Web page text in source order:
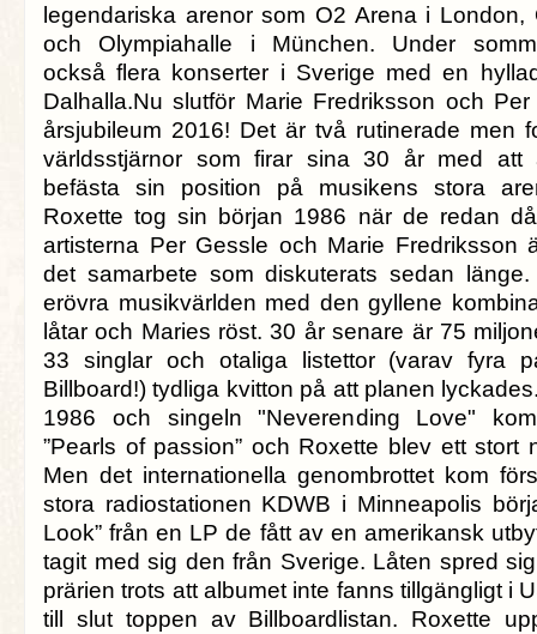
legendariska arenor som O2 Arena i London,
och Olympiahalle i München. Under
också flera konserter i Sverige med en
Dalhalla.Nu slutför Marie Fredriksson och
årsjubileum 2016! Det är två rutinerade men
världsstjärnor som firar sina 30 år med att
befästa sin position på musikens stora
Roxette tog sin början 1986 när de redan
artisterna Per Gessle och Marie Fredriksson
det samarbete som diskuterats sedan
erövra musikvärlden med den gyllene
låtar och Maries röst. 30 år senare är 75
33 singlar och otaliga listettor (varav fyra
Billboard!) tydliga kvitton på att planen
1986 och singeln "Neverending Love"
”Pearls of passion” och Roxette blev ett stort
Men det internationella genombrottet kom
stora radiostationen KDWB i Minneapolis
Look” från en LP de fått av en amerikansk
tagit med sig den från Sverige. Låten spred
prärien trots att albumet inte fanns tillgängligt i
till slut toppen av Billboardlistan. Roxette